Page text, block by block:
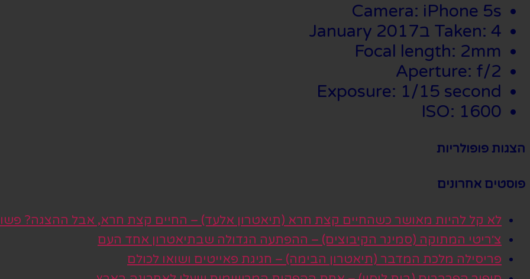
Camera: iPhone 5s
Taken: 4 בJanuary 2017
Focal length: 2mm
Aperture: f/2
Exposure: 1/15 second
ISO: 1600
הצגות פופולריות
פוסטים אחרונים
לא קל להיות מאושר כשהחיים קצת חרא (תיאטרון אלעד) – החיים קצת חרא, אבל ההצגה?
צ׳ריטי המתוקה (סמינר הקיבוצים) – ההפתעה הגדולה שבתיאטרון אחד העם
פריסילה מלכת המדבר (תיאטרון הבימה) – חגיגת פאייטים ושואו לכולם